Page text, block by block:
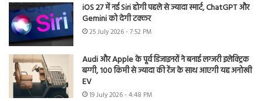
iOS 27 में नई Siri होगी पहले से ज्यादा स्मार्ट, ChatGPT और
Gemini को देगी टक्कर
25 July 2026 - 7:52 PM
Audi और Apple के पूर्व डिजाइनरों ने बनाई लग्जरी इलेक्ट्रिक
बग्गी, 100 किमी से ज्यादा की रेंज के साथ आएगी यह अनोखी
EV
19 July 2026 - 4:48 PM